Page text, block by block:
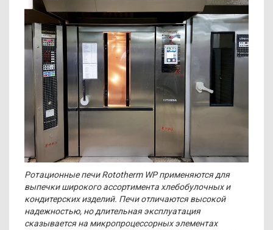
Ротационные печи Rototherm WP применяются для
выпечки широкого ассортимента хлебобулочных и
кондитерских изделий. Печи отличаются высокой
надежностью, но длительная эксплуатация
сказывается на микропроцессорных элементах